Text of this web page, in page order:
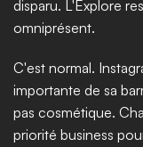
disparu. L'Explore
omniprésent.
C'est normal.
importante de sa
pas cosmétique.
priorité business